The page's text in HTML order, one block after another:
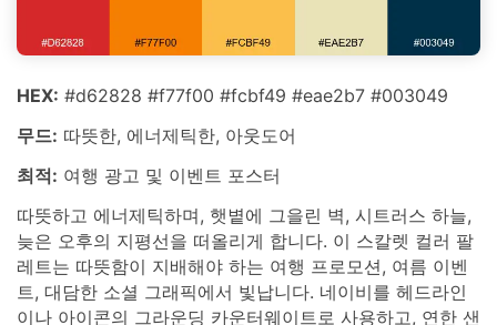
HEX: #d62828 #f77f00 #fcbf49 #eae2b7 #003049
무드: 따뜻한, 에너제틱한, 아웃도어
최적: 여행 광고 및 이벤트 포스터
따뜻하고 에너제틱하며, 햇볕에 그을린 벽, 시트러스 하늘,
늦은 오후의 지평선을 떠올리게 합니다. 이 스칼렛 컬러 팔
레트는 따뜻함이 지배해야 하는 여행 프로모션, 여름 이벤
트, 대담한 소셜 그래픽에서 빛납니다. 네이비를 헤드라인
이나 아이콘의 그라운딩 카운터웨이트로 사용하고, 연한 샌